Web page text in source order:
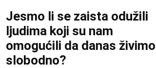
Jesmo li se zaista odužili
ljudima koji su nam
omogućili da danas živimo
slobodno?